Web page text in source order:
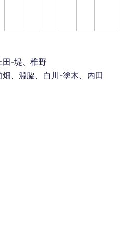
田-堤、椎野
、淵脇、白川-塗木、内田